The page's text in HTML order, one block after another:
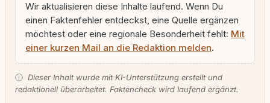
Wir aktualisieren diese Inhalte laufend. Wenn Du
einen Faktenfehler entdeckst, eine Quelle ergänzen
möchtest oder eine regionale Besonderheit fehlt: Mit
einer kurzen Mail an die Redaktion melden.
ⓘ Dieser Inhalt wurde mit KI-Unterstützung erstellt und
redaktionell überarbeitet. Faktencheck wird laufend ergänzt.